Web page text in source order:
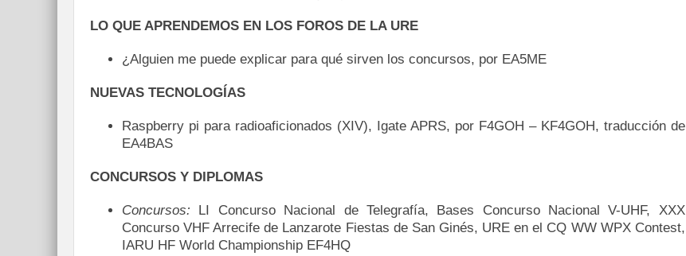
LO QUE APRENDEMOS EN LOS FOROS DE LA URE
¿Alguien me puede explicar para qué sirven los concursos, por EA5ME
NUEVAS TECNOLOGÍAS
Raspberry pi para radioaficionados (XIV), Igate APRS, por F4GOH – KF4GOH, traducción de
EA4BAS
CONCURSOS Y DIPLOMAS
Concursos: LI Concurso Nacional de Telegrafía, Bases Concurso Nacional V-UHF, XXX
Concurso VHF Arrecife de Lanzarote Fiestas de San Ginés, URE en el CQ WW WPX Contest,
IARU HF World Championship EF4HQ